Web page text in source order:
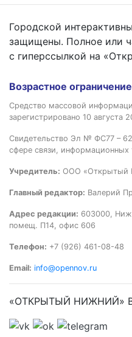
Городской
защищены. Полное или
с гиперссылкой на
Возрастное ограничение
Средство массовой
зарегистрировано 10 августа
Свидетельство Эл № ФС77 –
сфере связи,
Учредитель: ООО «Открытый
Главный редактор: Валерий
Адрес редакции: 603000,
помещ. П14, офис 606
Телефон: +7 (926) 461-08-48
Email: info@opennov.ru
«ОТКРЫТЫЙ НИЖНИЙ»